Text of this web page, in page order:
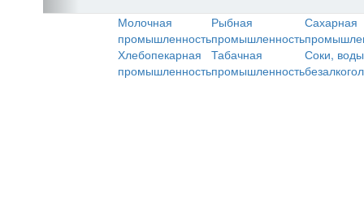
Молочная
промышленность
Рыбная
промышленность
Сахарная
Хлебопекарная
промышленность
Табачная
промышленность
Соки,